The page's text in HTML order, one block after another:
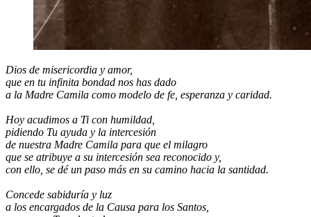
Dios de misericordia y amor,
que en tu infinita bondad nos has dado
a la Madre Camila como modelo de fe, esperanza y caridad.
Hoy acudimos a Ti con humildad,
pidiendo Tu ayuda y la intercesión
de nuestra Madre Camila para que el milagro
que se atribuye a su intercesión sea reconocido y,
con ello, se dé un paso más en su camino hacia la santidad.
Concede sabiduría y luz
a los encargados de la Causa para los Santos,